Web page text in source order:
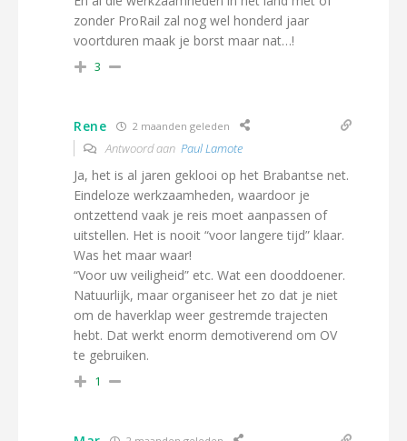
zonder ProRail zal nog wel honderd jaar
voortduren maak je borst maar nat…!
3
Rene 2 maanden geleden
Antwoord aan Paul Lamote
Ja, het is al jaren geklooi op het Brabantse net.
Eindeloze werkzaamheden, waardoor je
ontzettend vaak je reis moet aanpassen of
uitstellen. Het is nooit “voor langere tijd” klaar.
Was het maar waar!
“Voor uw veiligheid” etc. Wat een dooddoener.
Natuurlijk, maar organiseer het zo dat je niet
om de haverklap weer gestremde trajecten
hebt. Dat werkt enorm demotiverend om OV
te gebruiken.
1